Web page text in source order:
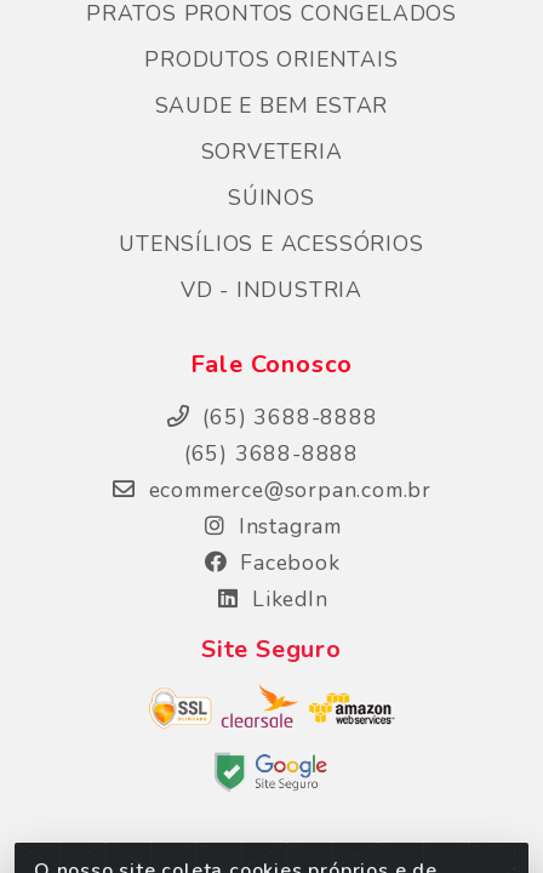
PRATOS PRONTOS CONGELADOS
PRODUTOS ORIENTAIS
SAUDE E BEM ESTAR
SORVETERIA
SÚINOS
UTENSÍLIOS E ACESSÓRIOS
VD - INDUSTRIA
Fale Conosco
(65) 3688-8888
(65) 3688-8888
ecommerce@sorpan.com.br
Instagram
Facebook
LikedIn
Site Seguro